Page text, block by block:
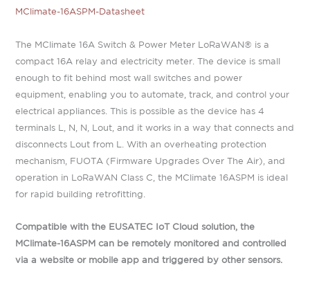
MClimate-16ASPM-Datasheet
The MClimate 16A Switch & Power Meter LoRaWAN® is a
compact 16A relay and electricity meter. The device is small
enough to fit behind most wall switches and power
equipment, enabling you to automate, track, and control your
electrical appliances. This is possible as the device has 4
terminals L, N, N, Lout, and it works in a way that connects and
disconnects Lout from L. With an overheating protection
mechanism, FUOTA (Firmware Upgrades Over The Air), and
operation in LoRaWAN Class C, the MClimate 16ASPM is ideal
for rapid building retrofitting.
Compatible with the EUSATEC IoT Cloud solution, the
MClimate-16ASPM can be remotely monitored and controlled
via a website or mobile app and triggered by other sensors.